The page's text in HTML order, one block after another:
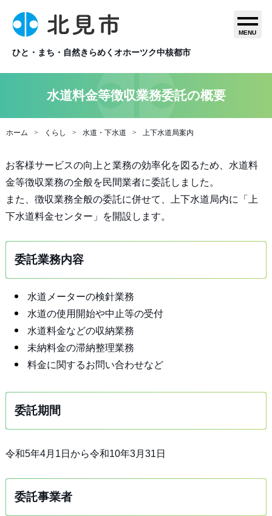
ひと・まち・自然きらめくオホーツク中核都市
MENU
水道料金等徴収業務委託の概要
ホーム くらし 水道・下水道 上下水道局案内
お客様サービスの向上と業務の効率化を図るため、水道料
金等徴収業務の全般を民間業者に委託しました。
また、徴収業務全般の委託に併せて、上下水道局内に「上
下水道料金センター」を開設します。
委託業務内容
水道メーターの検針業務
水道の使用開始や中止等の受付
水道料金などの収納業務
未納料金の滞納整理業務
料金に関するお問い合わせなど
委託期間
令和5年4月1日から令和10年3月31日
委託事業者